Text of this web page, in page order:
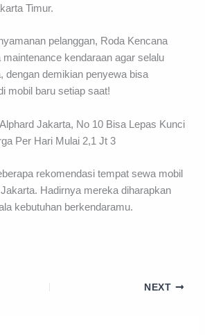
Timur.
pelanggan, Roda Kencana
kendaraan agar selalu
dengan demikian penyewa bisa
mobil baru setiap saat!
rekomendasi tempat sewa mobil
Hadirnya mereka diharapkan
kebutuhan berkendaramu.
NEXT